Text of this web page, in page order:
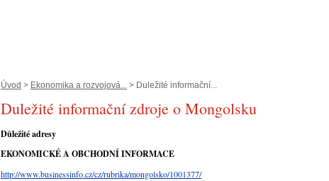
Úvod > Ekonomika a rozvojová... > Duležité informační...
Duležité informační zdroje o Mongolsku
Důležité adresy
EKONOMICKÉ A OBCHODNÍ INFORMACE
http://www.businessinfo.cz/cz/rubrika/mongolsko/1001377/